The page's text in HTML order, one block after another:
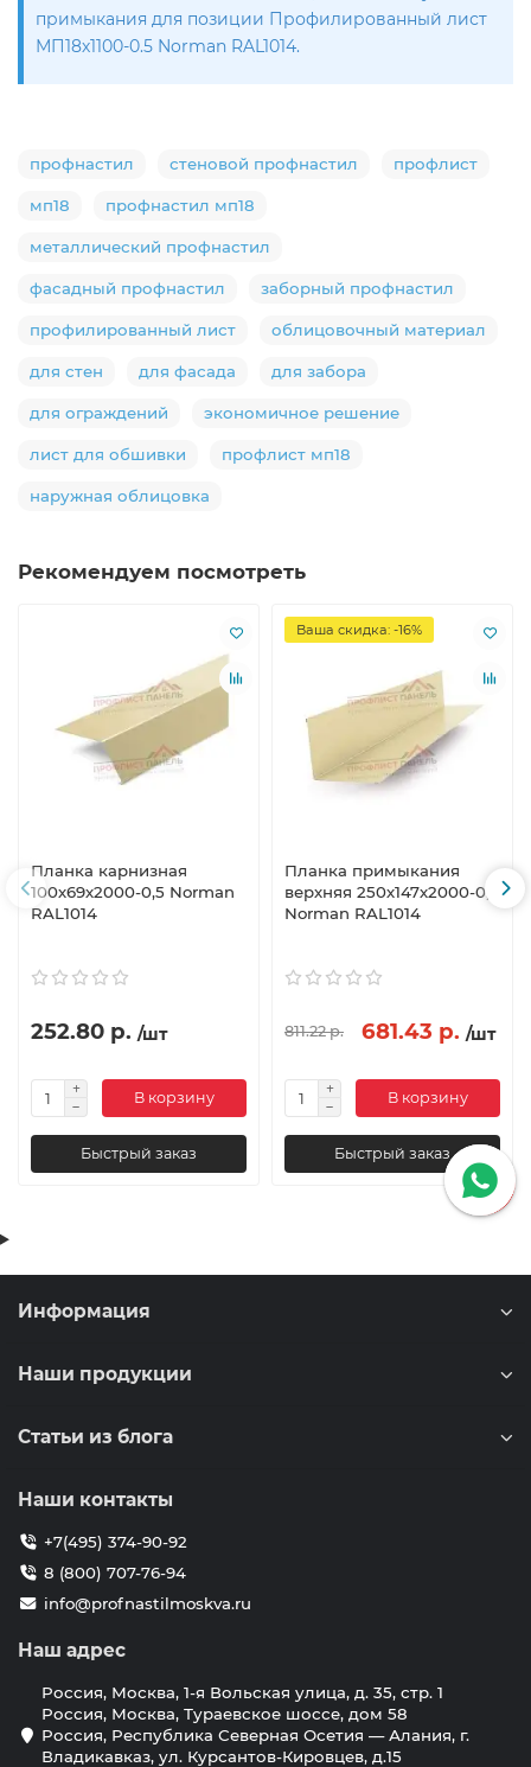
примыкания для позиции Профилированный лист
МП18х1100-0.5 Norman RAL1014.
профнастил стеновой профнастил профлист
мп18 профнастил мп18
металлический профнастил
фасадный профнастил заборный профнастил
профилированный лист облицовочный материал
для стен для фасада для забора
для ограждений экономичное решение
лист для обшивки профлист мп18
наружная облицовка
Рекомендуем посмотреть
Планка карнизная
100х69х2000-0,5 Norman
RAL1014
252.80 р. /шт
В корзину
Быстрый заказ
Ваша скидка: -16%
Планка примыкания
верхняя 250х147х2000-0,5
Norman RAL1014
811.22 р. 681.43 р. /шт
В корзину
Быстрый заказ
Информация
Наши продукции
Статьи из блога
Наши контакты
+7(495) 374-90-92
8 (800) 707-76-94
info@profnastilmoskva.ru
Наш адрес
Россия, Москва, 1-я Вольская улица, д. 35, стр. 1
Россия, Москва, Тураевское шоссе, дом 58
Россия, Республика Северная Осетия — Алания, г.
Владикавказ, ул. Курсантов-Кировцев, д.15